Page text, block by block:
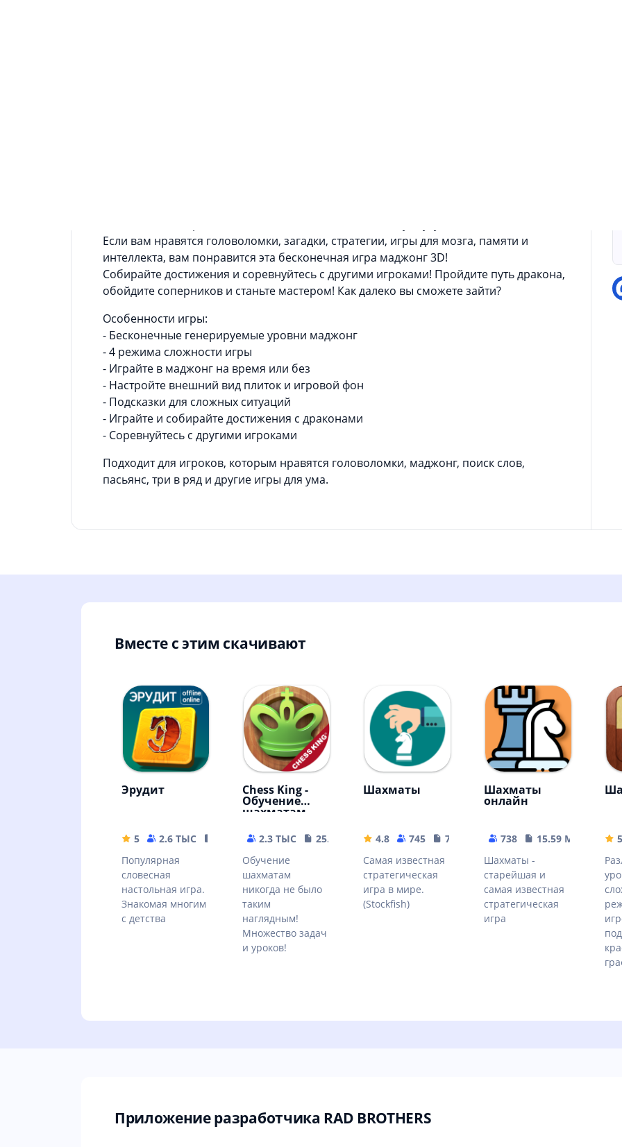
Если вам нравятся головоломки, загадки, стратегии, игры для мозга, памяти и
интеллекта, вам понравится эта бесконечная игра маджонг 3D!
Собирайте достижения и соревнуйтесь с другими игроками! Пройдите путь дракона,
обойдите соперников и станьте мастером! Как далеко вы сможете зайти?
Особенности игры:
- Бесконечные генерируемые уровни маджонг
- 4 режима сложности игры
- Играйте в маджонг на время или без
- Настройте внешний вид плиток и игровой фон
- Подсказки для сложных ситуаций
- Играйте и собирайте достижения с драконами
- Соревнуйтесь с другими игроками
Подходит для игроков, которым нравятся головоломки, маджонг, поиск слов,
пасьянс, три в ряд и другие игры для ума.
Вместе с этим скачивают
Эрудит
5 2.6 ТЫС
42.89 MB
Популярная
словесная
настольная игра.
Знакомая многим
с детства
Chess King -
Обучение
шахматам
2.3 ТЫС
25.93 MB
Обучение
шахматам
никогда не было
таким
наглядным!
Множество задач
и уроков!
Шахматы
4.8 745
7.27 MB
Самая известная
стратегическая
игра в мире.
(Stockfish)
Шахматы
онлайн
738
15.59 MB
Шахматы -
старейшая и
самая известная
стратегическая
игра
5
Приложение разработчика RAD BROTHERS